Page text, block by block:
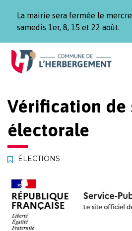
La mairie sera fermée le
samedis 1er, 8, 15 et 22 août.
Aller
Aller
contenu
Aller
pied
Vérification de
électorale
ÉLECTIONS